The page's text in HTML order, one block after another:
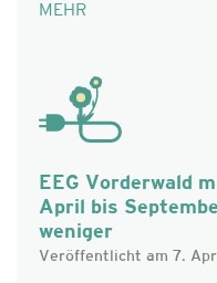
MEHR
EEG Vorderwald
April bis
weniger
Veröffentlicht am 7.